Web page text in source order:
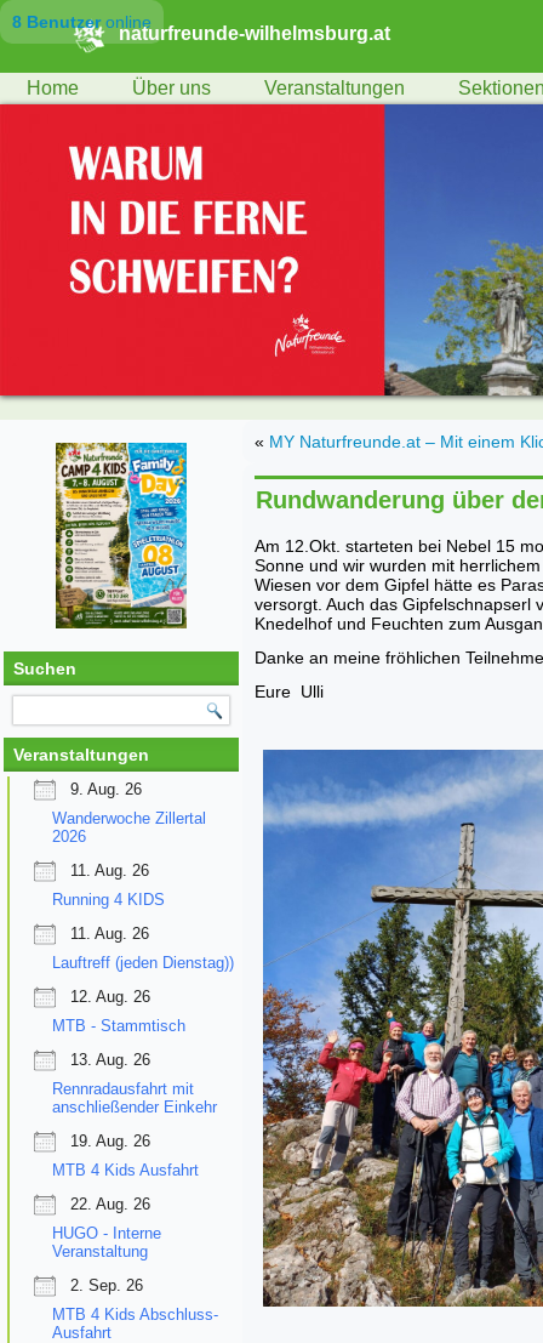
8 Benutzeronline
naturfreunde-wilhelmsburg.at
Home Über uns Veranstaltungen
Suchen
Veranstaltungen
9. Aug. 26
Wanderwoche Zillertal
2026
11. Aug. 26
Running 4 KIDS
11. Aug. 26
Lauftreff (jeden Dienstag))
12. Aug. 26
MTB - Stammtisch
13. Aug. 26
Rennradausfahrt mit
anschließender Einkehr
19. Aug. 26
MTB 4 Kids Ausfahrt
22. Aug. 26
HUGO - Interne
Veranstaltung
2. Sep. 26
MTB 4 Kids Abschluss-
Ausfahrt
« MY Naturfreunde.at – Mit einem
Rundwanderung über
Am 12.Okt. starteten bei Nebel 15
Sonne und wir wurden mit
Wiesen vor dem Gipfel hätte es
versorgt. Auch das Gipfelschnapserl
Knedelhof und Feuchten zum
Danke an meine fröhlichen
Eure Ulli